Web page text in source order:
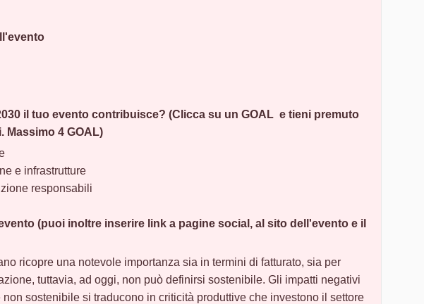
il tuo evento contribuisce? (Clicca su un GOAL e tieni premuto
Massimo 4 GOAL)
e infrastrutture
responsabili
(puoi inoltre inserire link a pagine social, al sito dell'evento e il
ricopre una notevole importanza sia in termini di fatturato, sia per
tuttavia, ad oggi, non può definirsi sostenibile. Gli impatti negativi
sostenibile si traducono in criticità produttive che investono il settore